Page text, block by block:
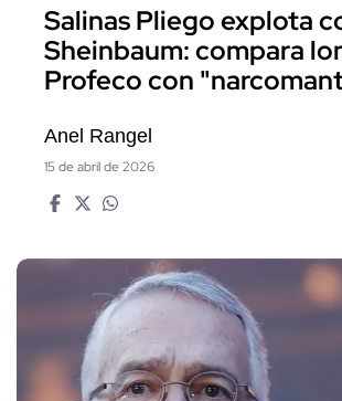
Salinas Pliego explota
Sheinbaum: compara
Profeco con
Anel Rangel
15 de abril de 2026